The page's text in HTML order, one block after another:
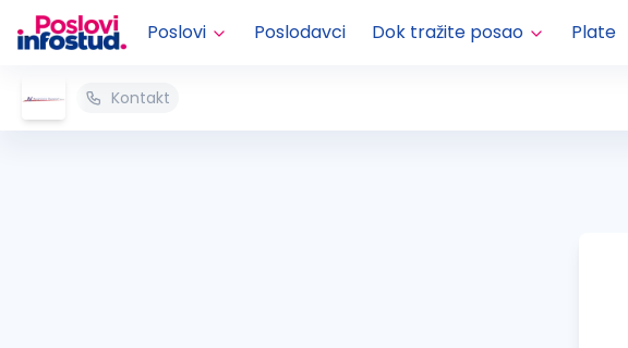
Poslovi Poslodavci Dok tražite posao Plate
Kontakt